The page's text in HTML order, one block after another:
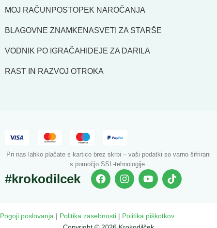
MOJ RAČUN POSTOPEK NAROČANJA
BLAGOVNE ZNAMKENASVETI ZA STARŠE
VODNIK PO IGRAČAH IDEJE ZA DARILA
RAST IN RAZVOJ OTROKA
Pri nas lahko plačate s kartico brez skrbi – vaši podatki so varno šifrirani
s pomočjo SSL-tehnologije.
#krokodilcek
Pogoji poslovanja | Politika zasebnosti | Politika piškotkov